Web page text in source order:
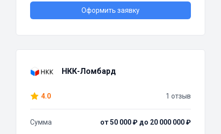
Оформить заявку
НКК-Ломбард
4.0 1 отзыв
Сумма
от 50 000 ₽ до 20 000 000 ₽